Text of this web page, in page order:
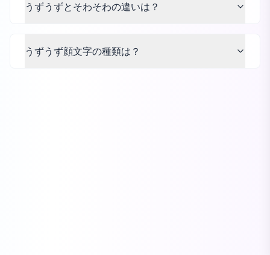
うずうずとそわそわの違いは？
うずうず顔文字の種類は？